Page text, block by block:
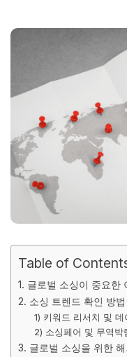
Table of
1. 글로벌 소싱이 중요한
2. 소싱 트렌드 확인 방법
1) 키워드 리서치 및 데
2) 소싱페어 및 무역박
3. 글로벌 소싱을 위한